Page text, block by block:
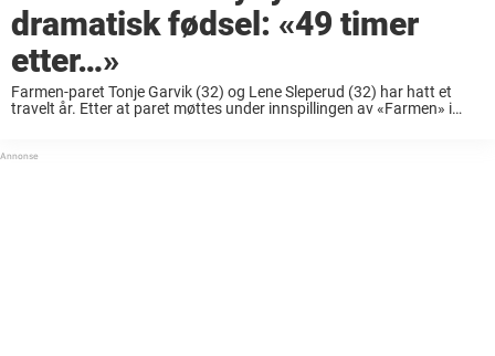
dramatisk fødsel: «49 timer
etter…»
Farmen-paret Tonje Garvik (32) og Lene Sleperud (32) har hatt et
travelt år. Etter at paret møttes under innspillingen av «Farmen» i